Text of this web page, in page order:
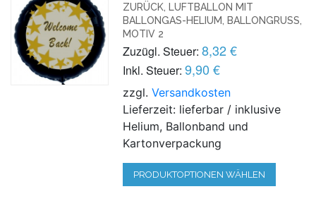
ZURÜCK, LUFTBALLON MIT
BALLONGAS-HELIUM, BALLONGRUSS, M
OTIV 2
Zuzügl. Steuer: 8,32 €
Inkl. Steuer: 9,90 €
zzgl.Versandkosten
Lieferzeit: lieferbar / inklusive
Helium, Ballonband und
Kartonverpackung
PRODUKTOPTIONEN WÄHLEN